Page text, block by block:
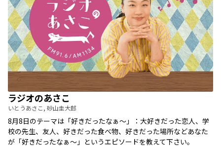
ラジオのあさこ
いとうあさこ, 砂山圭大郎
8月8日のテーマは「好きだったなぁ〜」：大好きだった恋人、学
校の先生、友人、好きだった食べ物、好きだった場所などあなた
が「好きだったなぁ〜」というエピソードを教えて下さい。